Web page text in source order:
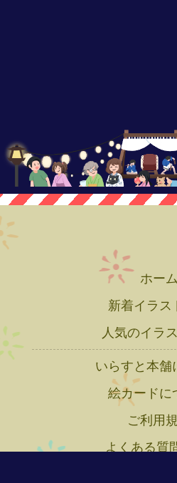
ホーム
新着イラス
人気のイラ
いらすと本舗
絵カードに
ご利用
よくある質